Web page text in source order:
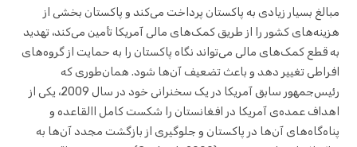
مبالغ بسیار زیادی به پاکستان پرداخت می‌کند و پاکستان بخشی از
هزینه‌های کشور را از طریق کمک‌های مالی آمریکا تأمین می‌کند، تهدید
به قطع کمک‌های مالی می‌تواند نگاه پاکستان را به حمایت از گروه‌های
افراطی تغییر دهد و باعث تضعیف آن‌ها شود. همان‌طوری که
رئیس‌جمهور سابق آمریکا در یک سخنرانی خود در سال 2009، یکی از
اهداف عمده‌ی آمریکا در افغانستان را شکست کامل االقاعده و
پناه‌گاه‌های آن‌ها در پاکستان و جلوگیری از بازگشت مجدد آن‌ها به